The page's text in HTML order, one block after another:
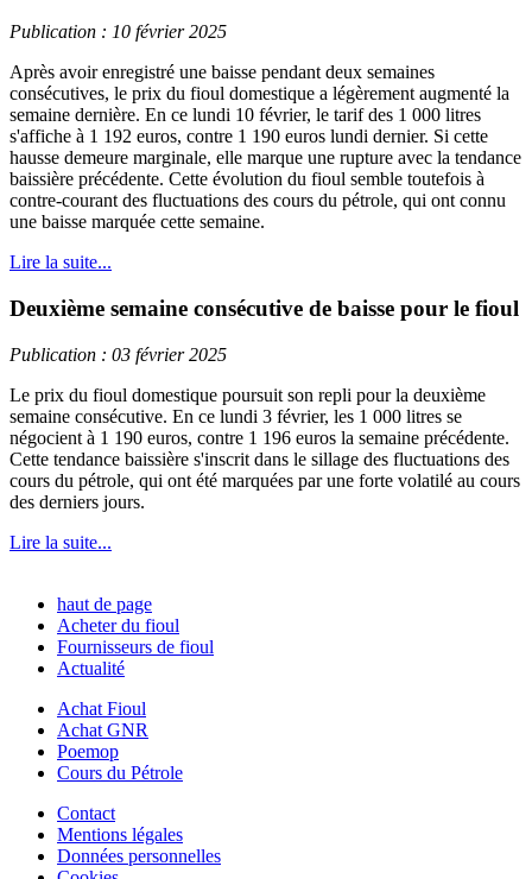
Publication : 10 février 2025
Après avoir enregistré une baisse pendant deux semaines
consécutives, le prix du fioul domestique a légèrement augmenté la
semaine dernière. En ce lundi 10 février, le tarif des 1 000 litres
s'affiche à 1 192 euros, contre 1 190 euros lundi dernier. Si cette
hausse demeure marginale, elle marque une rupture avec la tendance
baissière précédente. Cette évolution du fioul semble toutefois à
contre-courant des fluctuations des cours du pétrole, qui ont connu
une baisse marquée cette semaine.
Lire la suite...
Deuxième semaine consécutive de baisse pour le fioul
Publication : 03 février 2025
Le prix du fioul domestique poursuit son repli pour la deuxième
semaine consécutive. En ce lundi 3 février, les 1 000 litres se
négocient à 1 190 euros, contre 1 196 euros la semaine précédente.
Cette tendance baissière s'inscrit dans le sillage des fluctuations des
cours du pétrole, qui ont été marquées par une forte volatilé au cours
des derniers jours.
Lire la suite...
haut de page
Acheter du fioul
Fournisseurs de fioul
Actualité
Achat Fioul
Achat GNR
Poemop
Cours du Pétrole
Contact
Mentions légales
Données personnelles